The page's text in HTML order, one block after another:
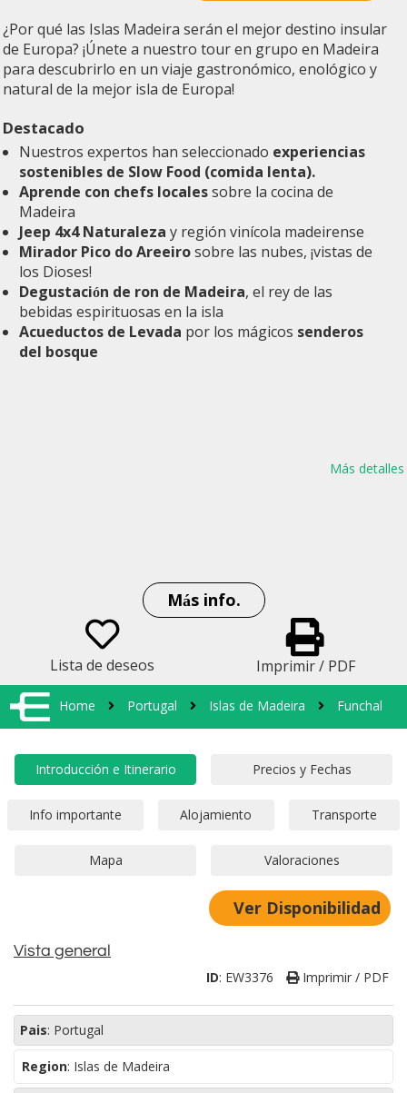
¿Por qué las Islas Madeira serán el mejor destino insular
de Europa? ¡Únete a nuestro tour en grupo en Madeira
para descubrirlo en un viaje gastronómico, enológico y
natural de la mejor isla de Europa!
Destacado
Nuestros expertos han seleccionado experiencias
sostenibles de Slow Food (comida lenta).
Aprende con chefs localessobre la cocina de
Madeira
Jeep 4x4 Naturaleza y región vinícola madeirense
Mirador Pico do Areeirosobre las nubes, ¡vistas de
los Dioses!
Degustación de ron de Madeira, el rey de las
bebidas espirituosas en la isla
Acueductos de Levada por los mágicos senderos
del bosque
Más detalles
Más info.
Lista de deseos Imprimir / PDF
Home Portugal Islas de Madeira Funchal
Ver Disponibilidad
Vista general
ID: EW3376 Imprimir / PDF
Pais: Portugal
Region: Islas de Madeira